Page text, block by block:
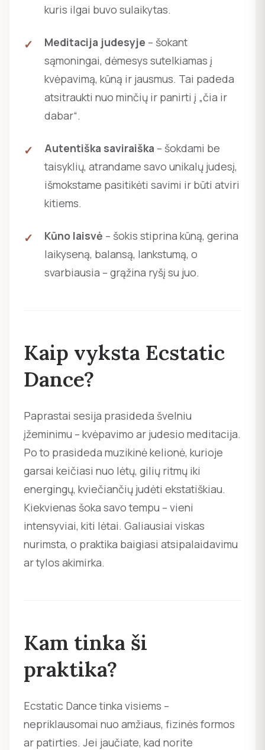
kuris ilgai buvo sulaikytas.
Meditacija judesyje – šokant
sąmoningai, dėmesys sutelkiamas į
kvėpavimą, kūną ir jausmus. Tai padeda
atsitraukti nuo minčių ir panirti į „čia ir
dabar“.
Autentiška saviraiška – šokdami be
taisyklių, atrandame savo unikalų judesį,
išmokstame pasitikėti savimi ir būti atviri
kitiems.
Kūno laisvė – šokis stiprina kūną, gerina
laikyseną, balansą, lankstumą, o
svarbiausia – grąžina ryšį su juo.
Kaip vyksta Ecstatic
Dance?
Paprastai sesija prasideda švelniu
įžeminimu – kvėpavimo ar judesio meditacija.
Po to prasideda muzikinė kelionė, kurioje
garsai keičiasi nuo lėtų, gilių ritmų iki
energingų, kviečiančių judėti ekstatiškiau.
Kiekvienas šoka savo tempu – vieni
intensyviai, kiti lėtai. Galiausiai viskas
nurimsta, o praktika baigiasi atsipalaidavimu
ar tylos akimirka.
Kam tinka ši
praktika?
Ecstatic Dance tinka visiems –
nepriklausomai nuo amžiaus, fizinės formos
ar patirties. Jei jaučiate, kad norite